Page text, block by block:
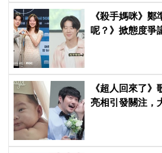
《殺手媽咪》
呢？》掀態度爭
《超人回來了
亮相引發關注，